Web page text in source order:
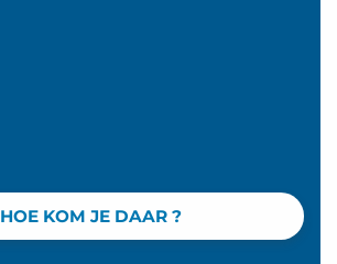
HOE KOM JE DAAR ?